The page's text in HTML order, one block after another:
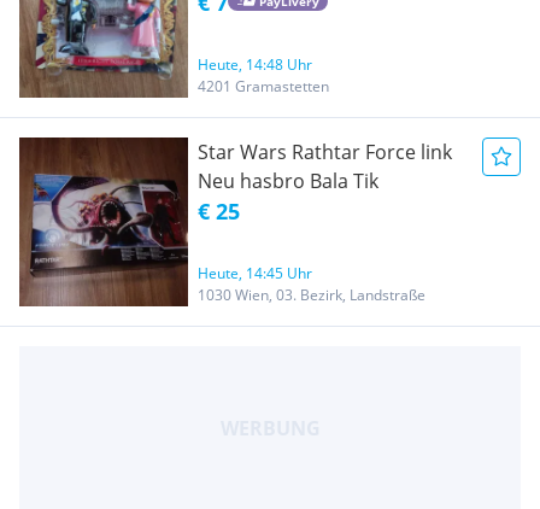
Heute, 14:48 Uhr
4201 Gramastetten
Star Wars Rathtar Force link
Neu hasbro Bala Tik
€ 25
Heute, 14:45 Uhr
1030 Wien, 03. Bezirk, Landstraße